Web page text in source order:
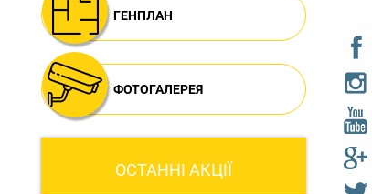
ГЕНПЛАН
ФОТОГАЛЕРЕЯ
ОСТАННІ АКЦІЇ